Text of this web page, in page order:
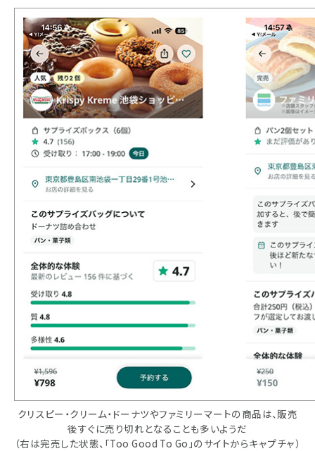
クリスピー・クリーム・ドーナツやファミリーマートの商品は、販売
後すぐに売り切れとなることも多いようだ
（右は完売した状態、「Too Good To Go」のサイトからキャプチャ）